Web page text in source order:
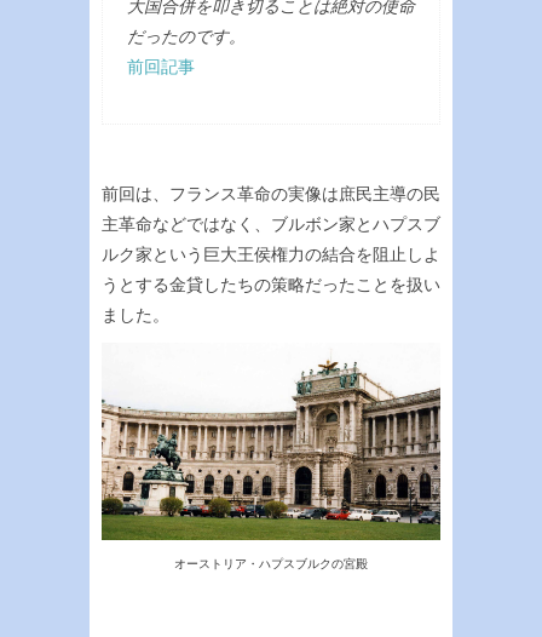
大国合併を叩き切ることは絶対の使命
だったのです。
前回記事
前回は、フランス革命の実像は庶民主導の民
主革命などではなく、ブルボン家とハプスブ
ルク家という巨大王侯権力の結合を阻止しよ
うとする金貸したちの策略だったことを扱い
ました。
オーストリア・ハプスブルクの宮殿